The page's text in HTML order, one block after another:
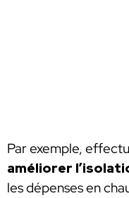
Par exemple,
améliorer
les dépenses en